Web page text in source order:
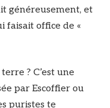
généreusement, et
faisait office de «
? C’est une
par Escoffier ou
puristes te